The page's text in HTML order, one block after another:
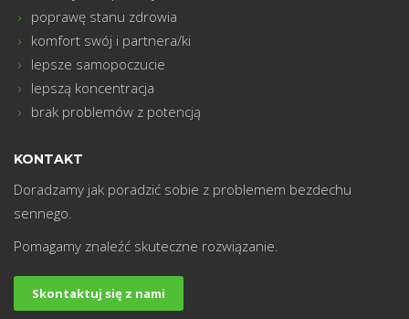
poprawę stanu zdrowia
komfort swój i partnera/ki
lepsze samopoczucie
lepszą koncentracja
brak problemów z potencją
KONTAKT
Doradzamy jak poradzić sobie z problemem bezdechu
sennego.
Pomagamy znaleźć skuteczne rozwiązanie.
Skontaktuj się z nami